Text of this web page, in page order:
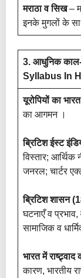
मराठा व सिख–
इनके मुगलों के
3. आधुनिक
Syllabus In
यूरोपियों का
का आगमन ।
ब्रिटिश ईस्ट
विस्तार; आर्थिक
जनरल; चार्टर
ब्रिटिश शासन
घटनाएँ व प्रभाव,
सामाजिक व
भारत में
कारण, भारतीय